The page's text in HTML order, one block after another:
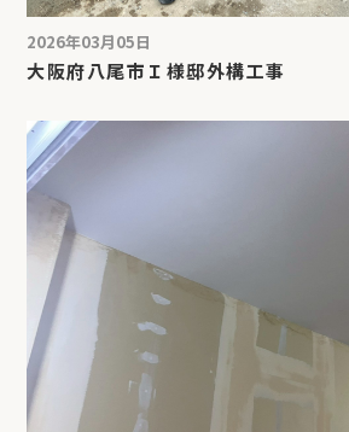
2026年03月05日
大阪府八尾市Ｉ様邸外構工事